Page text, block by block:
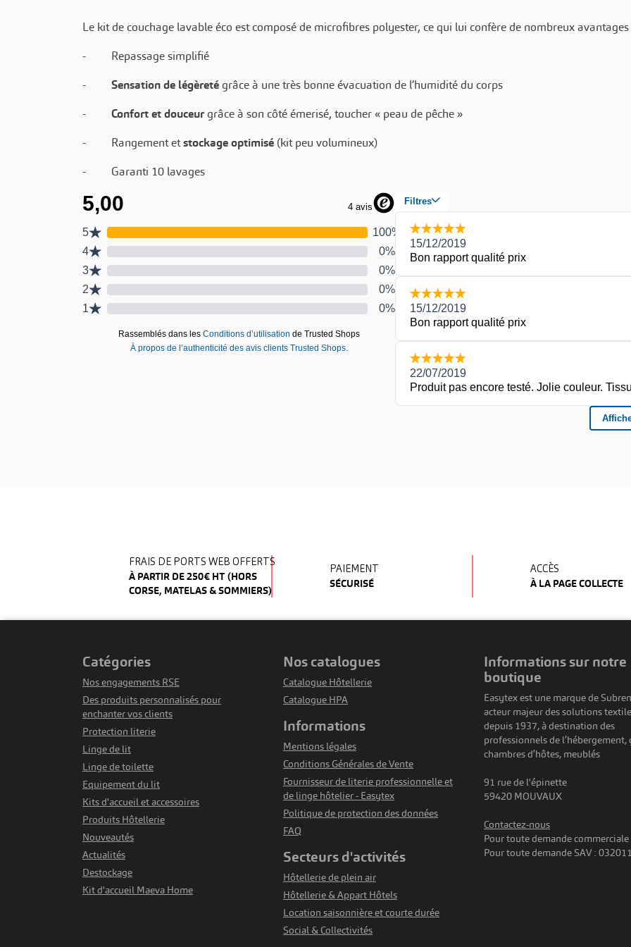
Le kit de couchage lavable éco est composé de microfibres polyester, ce qui lui confère de nombreux avantages
- Repassage simplifié
- Sensation de légèretégrâce à une très bonne évacuation de l’humidité du corps
- Confort et douceurgrâce à son côté émerisé, toucher « peau de pêche »
- Rangement etstockage optimisé (kit peu volumineux)
- Garanti 10 lavages
Drap Plat Polycoton Confort -
A partir de
21,30 €HT/unité
VOIR LE PRODUIT
Housse De Couette Polycoton
Confort - Sable
A partir de
20,65 € HT/unité
VOIR LE PRODUIT
Drap Housse Polycoton
A partir de
8,50 €
FRAIS DE PORTS WEB OFFERTS
À PARTIR DE 250€ HT (HORS
CORSE, MATELAS & SOMMIERS)
PAIEMENT
SÉCURISÉ
ACCÈS
À LA PAGE COLLECTE
catégories
Nos engagements RSE
Des produits personnalisés pour
enchanter vos clients
Protection literie
Linge de lit
Linge de toilette
Equipement du lit
Kits d'accueil et accessoires
Produits Hôtellerie
Nouveautés
Actualités
Destockage
Kit d'accueil Maeva Home
nos catalogues
Catalogue Hôtellerie
Catalogue HPA
informations
Mentions légales
Conditions Générales de Vente
Fournisseur de literie professionnelle et
de linge hôtelier - Easytex
Politique de protection des données
FAQ
secteurs d'activités
Hôtellerie de plein air
Hôtellerie & Appart Hôtels
Location saisonnière et courte durée
Social & Collectivités
informations sur notre
boutique
Easytex est une marque de
acteur majeur des solutions
depuis 1937, à destination des
professionnels de l’hébergement,
chambres d’hôtes, meublés
91 rue de l'épinette
59420 MOUVAUX
Contactez-nous
Pour toute demande
Pour toute demande SAV :